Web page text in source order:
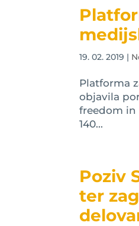
19. 02. 2019 |
Platforma
objavila
freedom in
140...
Poziv
ter